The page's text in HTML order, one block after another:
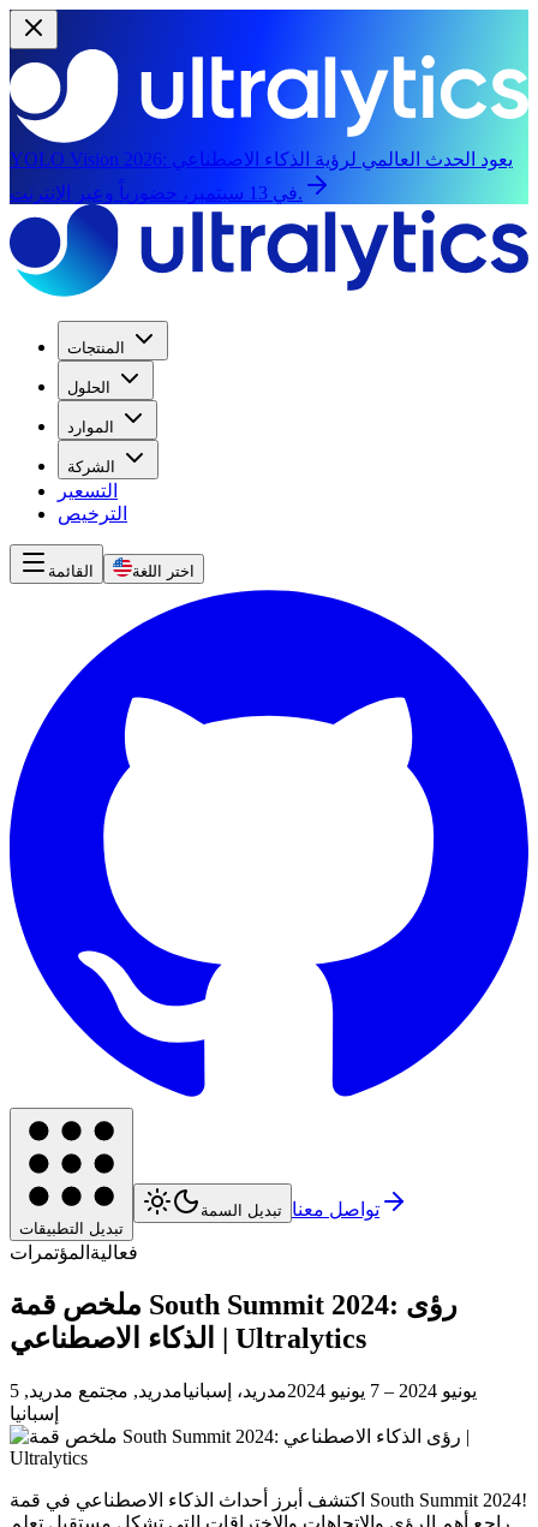
YOLO Vision 2026: يعود الحدث العالمي لرؤية الذكاء الاصطناعي
في 13 سبتمبر، حضورياً وعبر الإنترنت.
المنتجات
الحلول
الموارد
الشركة
التسعير
الترخيص
القائمة اختر اللغة
تبديل التطبيقات
تبديل السمة تواصل معنا
فعالية المؤتمرات
ملخص قمة South Summit 2024: رؤى
الذكاء الاصطناعي | Ultralytics
5 يونيو 2024 – 7 يونيو 2024 مدريد، إسبانيامدريد, مجتمع مدريد,
إسبانيا
اكتشف أبرز أحداث الذكاء الاصطناعي في قمة South Summit 2024!
راجع أهم الرؤى والاتجاهات والاختراقات التي تشكل مستقبل تعلم